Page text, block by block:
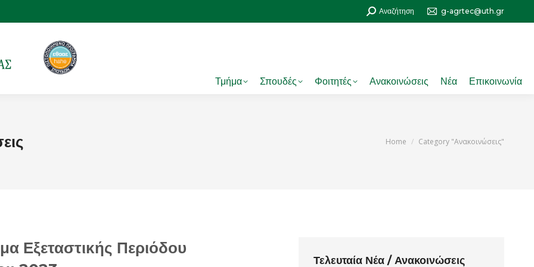
Search:
Αναζήτηση g-agrtec@uth.gr
Τμήμα Σπουδές Φοιτητές Ανακοινώσεις Νέα Επικοινωνία
You are here:
Home Category "Ανακοινώσεις"
Εξεταστικής Περιόδου
Τελευταία Νέα / Ανακοινώσεις